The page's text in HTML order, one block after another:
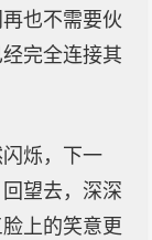
也不需要伙
完全连接其
烁，下一
望去，深深
上的笑意更